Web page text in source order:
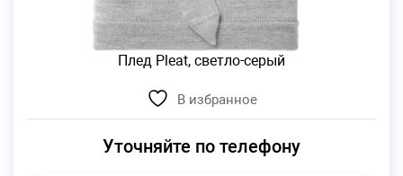
Плед Pleat, светло-серый
В избранное
Уточняйте по телефону